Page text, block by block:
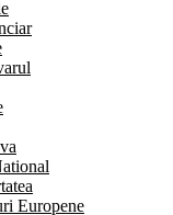
Europene